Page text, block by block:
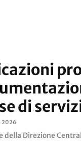
di
2026
della Direzione
di servizio...